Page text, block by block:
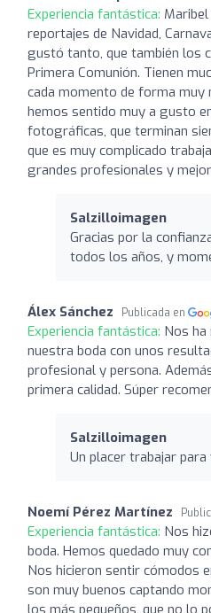
Experiencia fantástica:
reportajes de Navidad,
gustó tanto, que también los
Primera Comunión. Tienen
cada momento de forma muy
hemos sentido muy a gusto
fotográficas, que terminan
que es muy complicado
grandes profesionales y
Salzilloimagen
Gracias por la
todos los años, y
Álex Sánchez Publicada en
Experiencia fantástica: Nos
nuestra boda con unos
profesional y persona.
primera calidad. Súper
Salzilloimagen
Un placer trabajar
Noemí Pérez Martínez
Experiencia fantástica: Nos
boda. Hemos quedado muy
Nos hicieron sentir cómodos
son muy buenos captando
los más pequeños, que no lo